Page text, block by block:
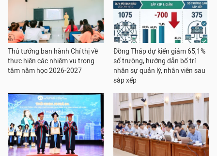
Thủ tướng ban hành Chỉ thị về
thực hiện các nhiệm vụ trọng
tâm năm học 2026-2027
Đồng Tháp dự kiến giảm 65,1%
số trường, hướng dẫn bố trí
nhân sự quản lý, nhân viên sau
sắp xếp